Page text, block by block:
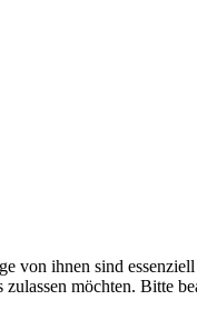
von ihnen sind
möchten. Bitte